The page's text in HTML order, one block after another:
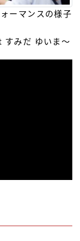
ーマンスの様子
すみだ ゆいま〜